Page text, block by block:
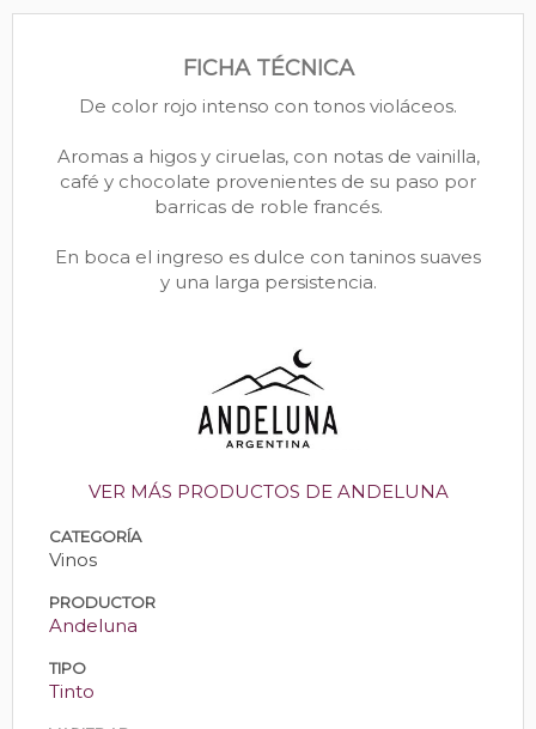
FICHA TÉCNICA
De color rojo intenso con tonos violáceos.
Aromas a higos y ciruelas, con notas de vainilla,
café y chocolate provenientes de su paso por
barricas de roble francés.
En boca el ingreso es dulce con taninos suaves
y una larga persistencia.
VER MÁS PRODUCTOS DE ANDELUNA
CATEGORÍA
Vinos
PRODUCTOR
Andeluna
TIPO
Tinto